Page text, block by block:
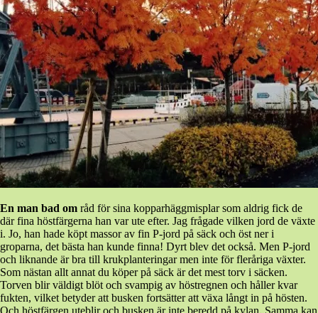
En man bad om råd för sina kopparhäggmisplar som aldrig fick de
där fina höstfärgerna han var ute efter. Jag frågade vilken jord de växte
i. Jo, han hade köpt massor av fin P-jord på säck och öst ner i
groparna, det bästa han kunde finna! Dyrt blev det också. Men P-jord
och liknande är bra till krukplanteringar men inte för fleråriga växter.
Som nästan allt annat du köper på säck är det mest torv i säcken.
Torven blir väldigt blöt och svampig av höstregnen och håller kvar
fukten, vilket betyder att busken fortsätter att växa långt in på hösten.
Och höstfärgen uteblir och busken är inte beredd på kylan. Samma kan